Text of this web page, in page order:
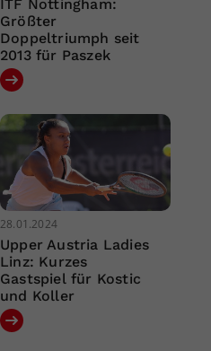
ITF Nottingham:
Größter
Doppeltriumph seit
2013 für Paszek
28.01.2024
Upper Austria Ladies
Linz: Kurzes
Gastspiel für Kostic
und Koller